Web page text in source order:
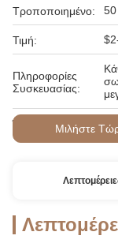
Τροποποιημένο:
Τιμή:
Πληροφορίες
Συσκευασίας:
Όροι Πληρωμής: T/
Μιλήστε